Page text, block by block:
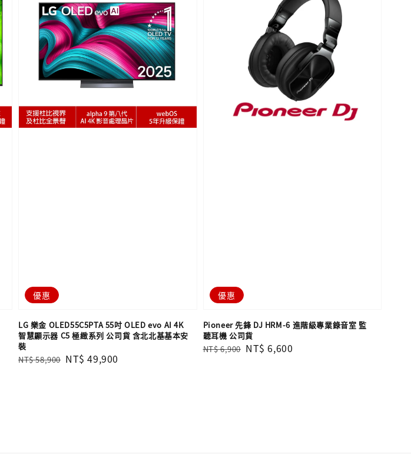
優惠
LG 樂金 OLED55C5PTA 55吋 OLED evo AI 4K
智慧顯示器 C5 極緻系列 公司貨 含北北基基本安
裝
Regular
NT$ 58,900 Sale
NT$ 49,900
優惠
Pioneer 先鋒 DJ HRM-6 進階級專業錄音室 監
聽耳機 公司貨
Regular
NT$ 6,900 Sale
NT$ 6,600